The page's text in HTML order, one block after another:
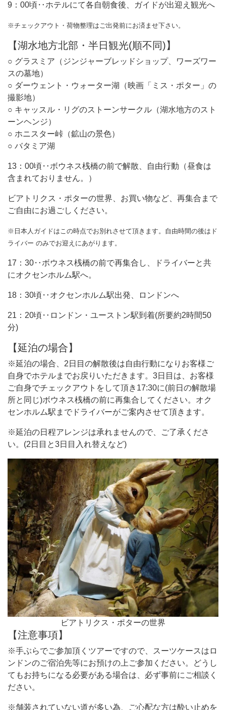
9：00頃‥ホテルにて各自朝食後、ガイドが出迎え観光へ
※チェックアウト・荷物整理はご出発前にお済ませ下さい。
【湖水地方北部・半日観光(順不同)】
○ グラスミア（ジンジャーブレッドショップ、ワーズワー
スの墓地）
○ ダーウェント・ウォーター湖（映画「ミス・ポター」の
撮影地）
○ キャッスル・リグのストーンサークル（湖水地方のスト
ーンヘンジ）
○ ホニスター峠（鉱山の景色）
○ バタミア湖
13：00頃‥ボウネス桟橋の前で解散、自由行動（昼食は
含まれておりません。）
ビアトリクス・ポターの世界、お買い物など、再集合まで
ご自由にお過ごしください。
※日本人ガイドはこの時点でお別れさせて頂きます。自由時間の後はド
ライバー のみでお迎えにあがります。
17：30‥ボウネス桟橋の前で再集合し、ドライバーと共
にオクセンホルム駅へ。
18：30頃‥オクセンホルム駅出発、ロンドンへ
21：20頃‥ロンドン・ユーストン駅到着(所要約2時間50
分)
【延泊の場合】
※延泊の場合、2日目の解散後は自由行動になりお客様ご
自身でホテルまでお戻りいただきます。3日目は、お客様
ご自身でチェックアウトをして頂き17:30に(前日の解散場
所と同じ)ボウネス桟橋の前に再集合してください。オク
センホルム駅までドライバーがご案内させて頂きます。
※延泊の日程アレンジは承れませんので、ご了承くださ
い。(2日目と3日目入れ替えなど)
ビアトリクス・ポターの世界
【注意事項】
※手ぶらでご参加頂くツアーですので、スーツケースはロ
ンドンのご宿泊先等にお預けの上ご参加ください。どうし
てもお持ちになる必要がある場合は、必ず事前にご相談く
ださい。
※舗装されていない道が多い為、ご心配な方は酔い止めを